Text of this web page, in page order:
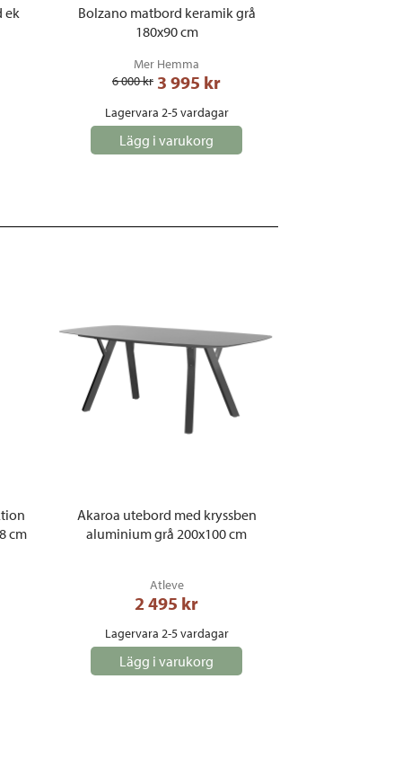
ek
Bolzano matbord keramik grå
180x90 cm
Mer Hemma
6 000 kr 3 995 kr
Lagervara 2-5 vardagar
Lägg i varukorg
cm
Akaroa utebord med kryssben
aluminium grå 200x100 cm
Atleve
2 495 kr
Lagervara 2-5 vardagar
Lägg i varukorg